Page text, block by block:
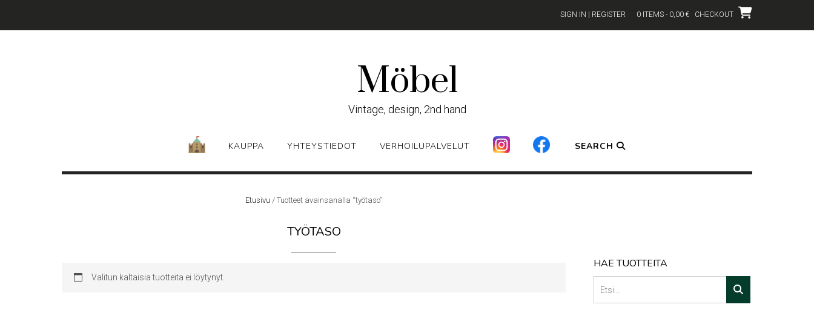
content
SIGN IN | REGISTER 0 ITEMS - 0,00 € CHECKOUT
Möbel
Vintage, design, 2nd hand
KAUPPA YHTEYSTIEDOT VERHOILUPALVELUT SEARCH
Etusivu / Tuotteet avainsanalla “työtaso”
TYÖTASO
Valitun kaltaisia tuotteita ei löytynyt.
HAE TUOTTEITA